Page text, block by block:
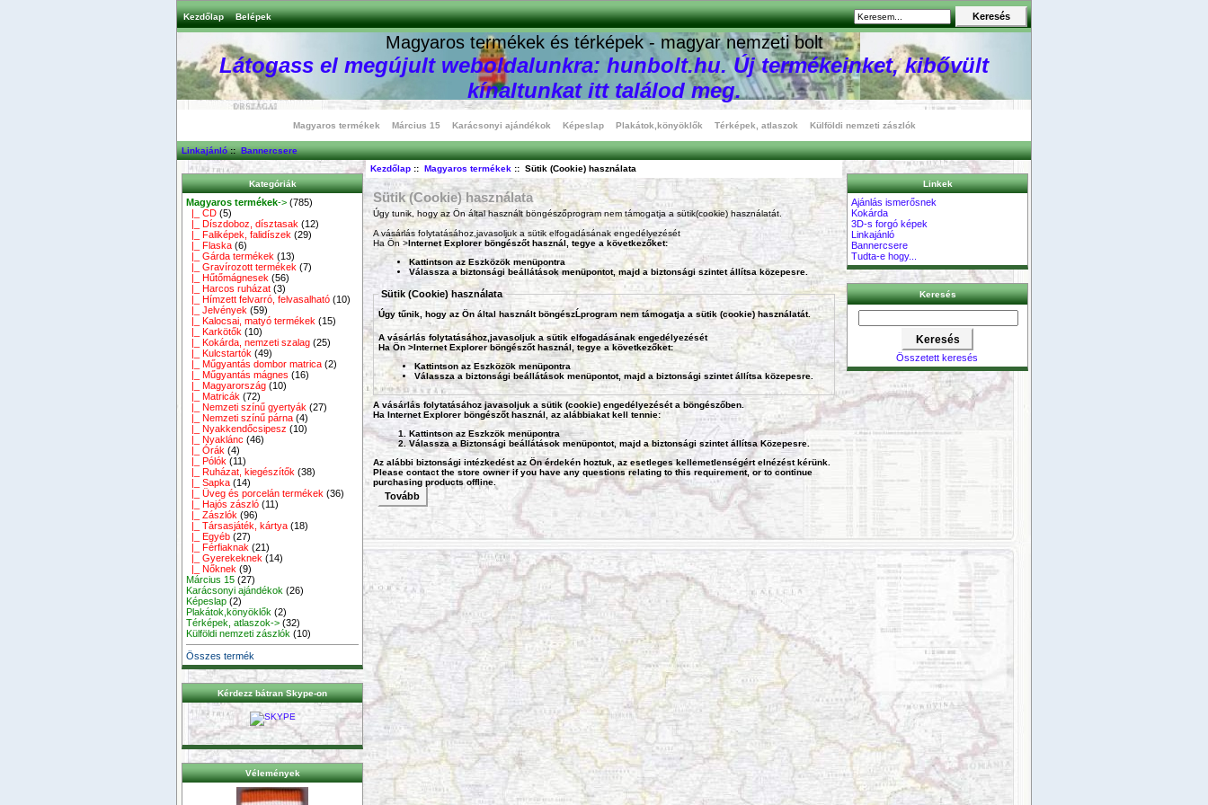
Kezdőlap Belépek
Magyaros termékek és térképek - magyar nemzeti bolt
Látogass el megújult weboldalunkra: hunbolt.hu. Új termékeinket, kibővült
kínaltunkat itt találod meg.
Magyaros termékek Március 15 Karácsonyi ajándékok Képeslap Plakátok,könyöklők Térképek, atlaszok Külföldi nemzeti zászlók
Linkajánló::Bannercsere
Kategóriák
Magyaros termékek-> (785)
|_ CD (5)
|_ Díszdoboz, dísztasak (12)
|_ Faliképek, falidíszek (29)
|_ Flaska (6)
|_ Gárda termékek (13)
|_ Gravírozott termékek (7)
|_ Hűtőmágnesek (56)
|_ Harcos ruházat (3)
|_ Hímzett felvarró, felvasalható (10)
|_ Jelvények (59)
|_ Kalocsai, matyó termékek (15)
|_ Karkötők (10)
|_ Kokárda, nemzeti szalag (25)
|_ Kulcstartók (49)
|_ Műgyantás dombor matrica (2)
|_ Műgyantás mágnes (16)
|_ Magyarország (10)
|_ Matricák (72)
|_ Nemzeti színű gyertyák (27)
|_ Nemzeti színű párna (4)
|_ Nyakkendőcsipesz (10)
|_ Nyaklánc (46)
|_ Órák (4)
|_ Pólók (11)
|_ Ruházat, kiegészítők (38)
|_ Sapka (14)
|_ Üveg és porcelán termékek (36)
|_ Hajós zászló (11)
|_ Zászlók (96)
|_ Társasjáték, kártya (18)
|_ Egyéb (27)
|_ Férfiaknak (21)
|_ Gyerekeknek (14)
|_ Nőknek (9)
Március 15 (27)
Karácsonyi ajándékok (26)
Képeslap (2)
Plakátok,könyöklők (2)
Térképek, atlaszok-> (32)
Külföldi nemzeti zászlók (10)
Összes termék
Kérdezz bátran Skype-on
Vélemények
Kezdőlap:: Magyaros termékek:: Sütik (Cookie) használata
Sütik (Cookie) használata
Úgy tunik, hogy az Ön által használt böngészőprogram nem támogatja a sütik(cookie) használatát.
A vásárlás folytatásához,javasoljuk a sütik elfogadásának engedélyezését
Ha Ön >Internet Explorer böngészőt használ, tegye a következőket:
Kattintson az Eszközök menüpontra
Válassza a biztonsági beállátások menüpontot, majd a biztonsági szintet állítsa közepesre.
Sütik (Cookie) használata
Úgy tűnik, hogy az Ön által használt böngészĹprogram nem támogatja a sütik (cookie) használatát.
A vásárlás folytatásához,javasoljuk a sütik elfogadásának engedélyezését
Ha Ön >Internet Explorerböngészőt használ, tegye a következőket:
Kattintson az Eszközök menüpontra
Válassza a biztonsági beállátások menüpontot, majd a biztonsági szintet állítsa közepesre.
A vásárlás folytatásához javasoljuk a sütik (cookie) engedélyezését a böngészőben.
Ha Internet Explorer böngészőt használ, az alábbiakat kell tennie:
Kattintson az Eszkzök menüpontra
Válassza a Biztonsági beállátások menüpontot, majd a biztonsági szintet állítsa Közepesre.
Az alábbi biztonsági intézkedést az Ön érdekén hoztuk, az esetleges kellemetlenségért elnézést kérünk.
Please contact the store owner if you have any questions relating to this requirement, or to continue
purchasing products offline.
Tovább
Linkek
Ajánlás ismerősnek
Kokárda
3D-s forgó képek
Linkajánló
Bannercsere
Tudta-e hogy...
Keresés
Összetett keresés